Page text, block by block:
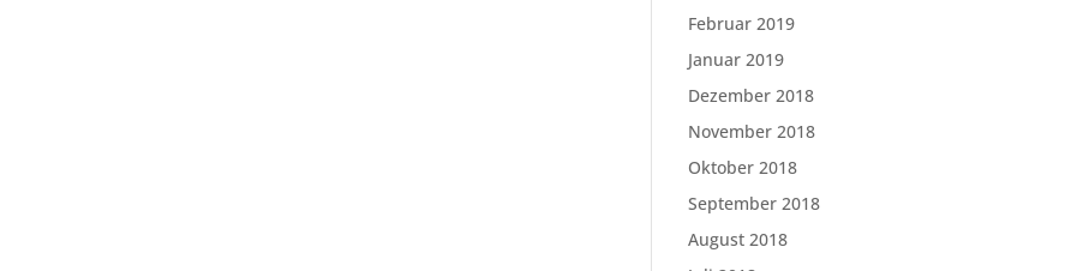
Februar 2019
Januar 2019
Dezember 2018
November 2018
Oktober 2018
September 2018
August 2018